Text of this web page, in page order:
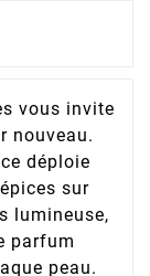
vous invite
nouveau.
déploie
sur
lumineuse,
parfum
peau.